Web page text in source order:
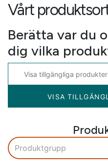
Vårt
Berätta var du
dig vilka
VISA